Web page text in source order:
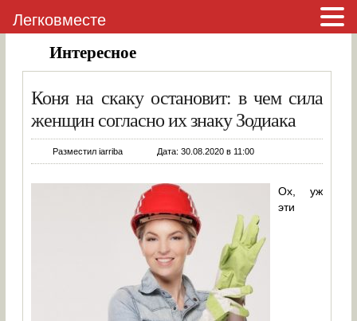
Интересное
Коня на скаку остановит: в чем сила
женщин согласно их знаку Зодиака
Разместил iarriba Дата: 30.08.2020 в 11:00
Ох, уж
эти
Легковместе